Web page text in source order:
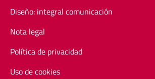
Diseño: integral comunicación
Nota legal
Política de privacidad
Uso de cookies